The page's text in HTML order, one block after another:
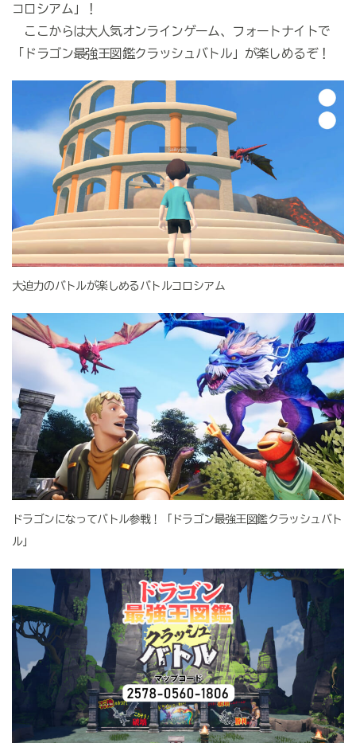
コロシアム」！
ここからは大人気オンラインゲーム、フォートナイトで
「ドラゴン最強王図鑑クラッシュバトル」が楽しめるぞ！
大迫力のバトルが楽しめるバトルコロシアム
ドラゴンになってバトル参戦！「ドラゴン最強王図鑑クラッシュバト
ル」